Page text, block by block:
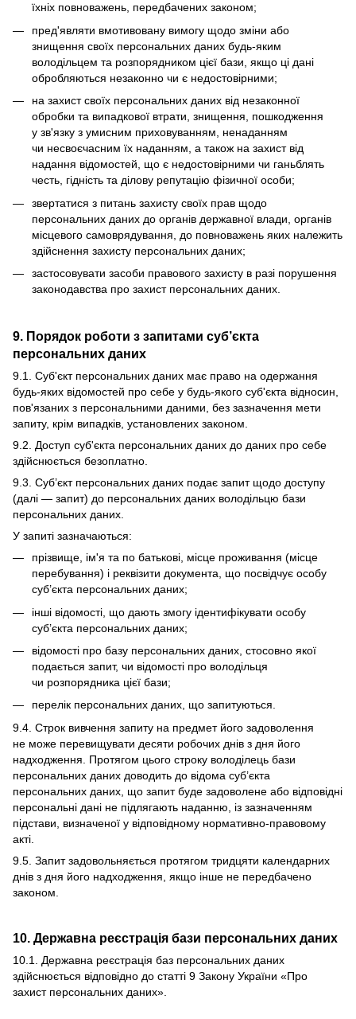
їхніх повноважень, передбачених законом;
пред'являти вмотивовану вимогу щодо зміни або
знищення своїх персональних даних будь-яким
володільцем та розпорядником цієї бази, якщо ці дані
обробляються незаконно чи є недостовірними;
на захист своїх персональних даних від незаконної
обробки та випадкової втрати, знищення, пошкодження
у зв'язку з умисним приховуванням, ненаданням
чи несвоєчасним їх наданням, а також на захист від
надання відомостей, що є недостовірними чи ганьблять
честь, гідність та ділову репутацію фізичної особи;
звертатися з питань захисту своїх прав щодо
персональних даних до органів державної влади, органів
місцевого самоврядування, до повноважень яких належить
здійснення захисту персональних даних;
застосовувати засоби правового захисту в разі порушення
законодавства про захист персональних даних.
9. Порядок роботи з запитами суб’єкта
персональних даних
9.1. Суб'єкт персональних даних має право на одержання
будь-яких відомостей про себе у будь-якого суб'єкта відносин,
пов'язаних з персональними даними, без зазначення мети
запиту, крім випадків, установлених законом.
9.2. Доступ суб'єкта персональних даних до даних про себе
здійснюється безоплатно.
9.3. Суб’єкт персональних даних подає запит щодо доступу
(далі — запит) до персональних даних володільцю бази
персональних даних.
У запиті зазначаються:
прізвище, ім'я та по батькові, місце проживання (місце
перебування) і реквізити документа, що посвідчує особу
суб’єкта персональних даних;
інші відомості, що дають змогу ідентифікувати особу
суб’єкта персональних даних;
відомості про базу персональних даних, стосовно якої
подається запит, чи відомості про володільця
чи розпорядника цієї бази;
перелік персональних даних, що запитуються.
9.4. Строк вивчення запиту на предмет його задоволення
не може перевищувати десяти робочих днів з дня його
надходження. Протягом цього строку володілець бази
персональних даних доводить до відома суб’єкта
персональних даних, що запит буде задоволене або відповідні
персональні дані не підлягають наданню, із зазначенням
підстави, визначеної у відповідному нормативно-правовому
акті.
9.5. Запит задовольняється протягом тридцяти календарних
днів з дня його надходження, якщо інше не передбачено
законом.
10. Державна реєстрація бази персональних даних
10.1. Державна реєстрація баз персональних даних
здійснюється відповідно до статті 9 Закону України «Про
захист персональних даних».